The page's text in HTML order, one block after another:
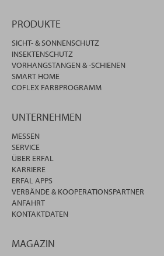
PRODUKTE
SICHT- & SONNENSCHUTZ
INSEKTENSCHUTZ
VORHANGSTANGEN & -SCHIENEN
SMART HOME
COFLEX FARBPROGRAMM
UNTERNEHMEN
MESSEN
SERVICE
ÜBER ERFAL
KARRIERE
ERFAL APPS
VERBÄNDE & KOOPERATIONSPARTNER
ANFAHRT
KONTAKTDATEN
MAGAZIN